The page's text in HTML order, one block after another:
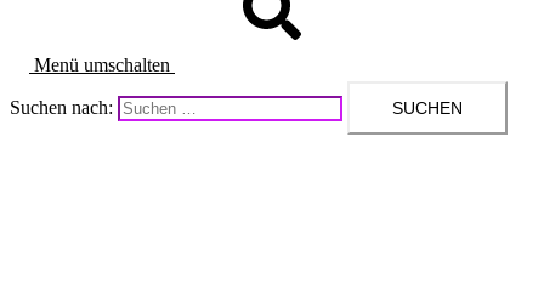
Menü umschalten
Suchen nach: